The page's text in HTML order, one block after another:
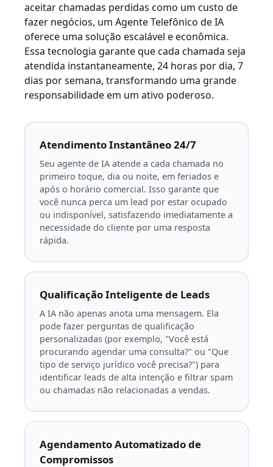
aceitar chamadas perdidas como um custo de
fazer negócios, um Agente Telefônico de IA
oferece uma solução escalável e econômica.
Essa tecnologia garante que cada chamada seja
atendida instantaneamente, 24 horas por dia, 7
dias por semana, transformando uma grande
responsabilidade em um ativo poderoso.
Atendimento Instantâneo 24/7
Seu agente de IA atende a cada chamada no
primeiro toque, dia ou noite, em feriados e
após o horário comercial. Isso garante que
você nunca perca um lead por estar ocupado
ou indisponível, satisfazendo imediatamente a
necessidade do cliente por uma resposta
rápida.
Qualificação Inteligente de Leads
A IA não apenas anota uma mensagem. Ela
pode fazer perguntas de qualificação
personalizadas (por exemplo, "Você está
procurando agendar uma consulta?" ou "Que
tipo de serviço jurídico você precisa?") para
identificar leads de alta intenção e filtrar spam
ou chamadas não relacionadas a vendas.
Agendamento Automatizado de
Compromissos